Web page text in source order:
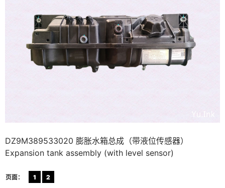
DZ9M389533020 膨胀水箱总成（带液位传感器）
Expansion tank assembly (with level sensor)
页面： 1 2